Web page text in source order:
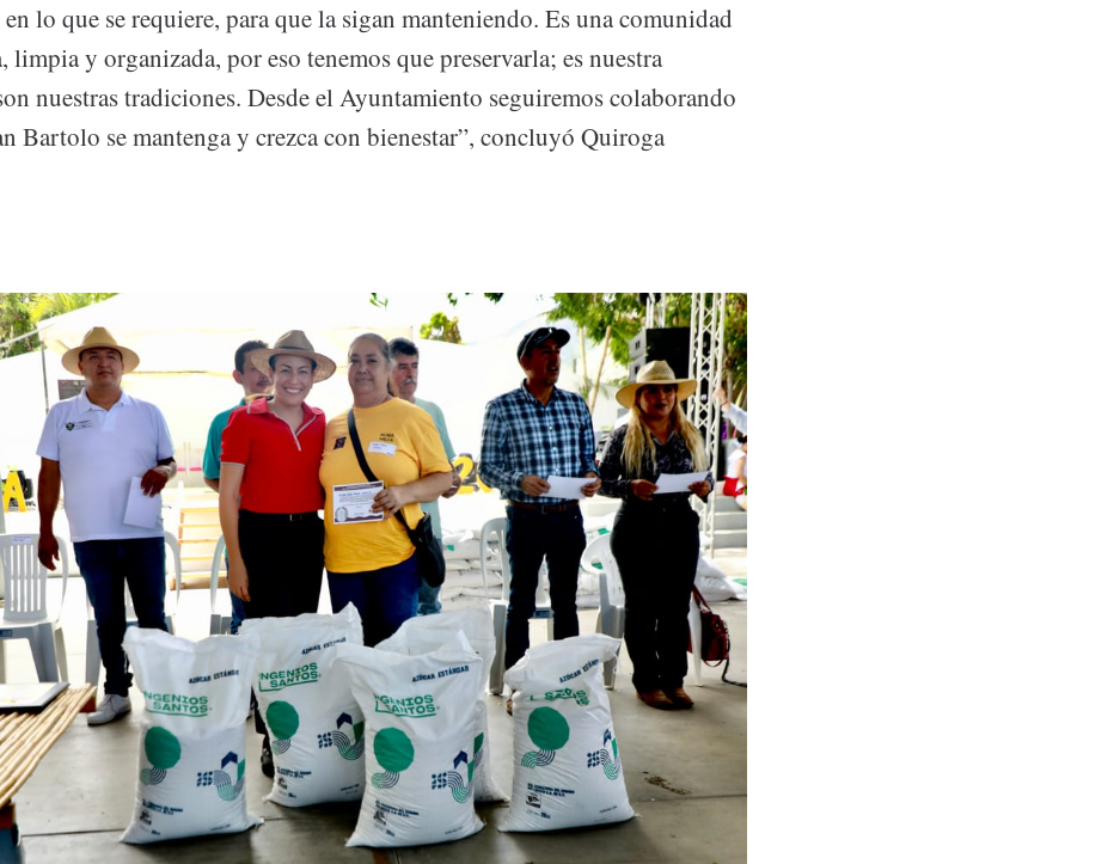
lo que se requiere, para que la sigan manteniendo. Es una comunidad
limpia y organizada, por eso tenemos que preservarla; es nuestra
nuestras tradiciones. Desde el Ayuntamiento seguiremos colaborando
Bartolo se mantenga y crezca con bienestar”, concluyó Quiroga